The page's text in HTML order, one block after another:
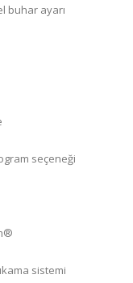
buhar ayarı
seçeneği
sistemi